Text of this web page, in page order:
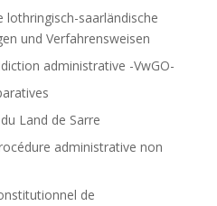
lothringisch-saarländische
und Verfahrensweisen
administrative -VwGO-
Land de Sarre
administrative non
de